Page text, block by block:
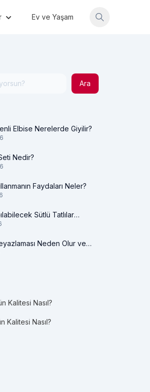
Ev ve Yaşam
Ara
Elbise Nerelerde Giyilir?
Nedir?
Faydaları Neler?
Sütlü Tatlılar
Neden Olur ve
Kalitesi Nasıl?
Kalitesi Nasıl?